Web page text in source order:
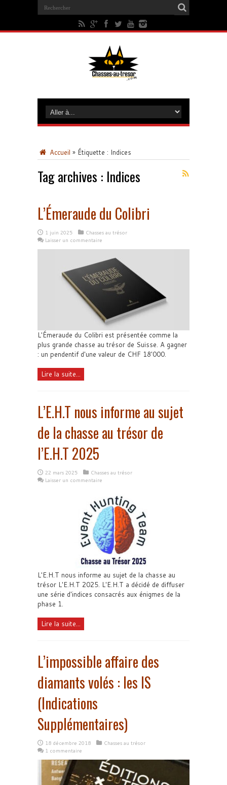
Accueil » Étiquette : Indices
Tag archives : Indices
L’Émeraude du Colibri
1 juin 2025
Chasses au trésor
Laisser un commentaire
L'Émeraude du Colibri est présentée comme la
plus grande chasse au trésor de Suisse. A gagner
: un pendentif d'une valeur de CHF 18'000.
Lire la suite...
L’E.H.T nous informe au sujet
de la chasse au trésor de
l’E.H.T 2025
22 mars 2025
Chasses au trésor
Laisser un commentaire
L'E.H.T nous informe au sujet de la chasse au
trésor L'E.H.T 2025. L'E.H.T a décidé de diffuser
une série d'indices consacrés aux énigmes de la
phase 1.
Lire la suite...
L’impossible affaire des
diamants volés : les IS
(Indications
Supplémentaires)
18 décembre 2018
Chasses au trésor
1 commentaire